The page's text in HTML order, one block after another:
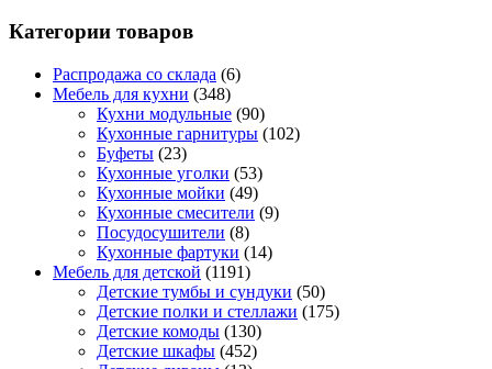
Категории товаров
Распродажа со склада (6)
Мебель для кухни (348)
Кухни модульные (90)
Кухонные гарнитуры (102)
Буфеты (23)
Кухонные уголки (53)
Кухонные мойки (49)
Кухонные смесители (9)
Посудосушители (8)
Кухонные фартуки (14)
Мебель для детской (1191)
Детские тумбы и сундуки (50)
Детские полки и стеллажи (175)
Детские комоды (130)
Детские шкафы (452)